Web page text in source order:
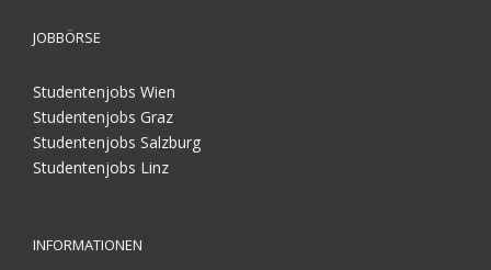
JOBBÖRSE
Studentenjobs Wien
Studentenjobs Graz
Studentenjobs Salzburg
Studentenjobs Linz
INFORMATIONEN